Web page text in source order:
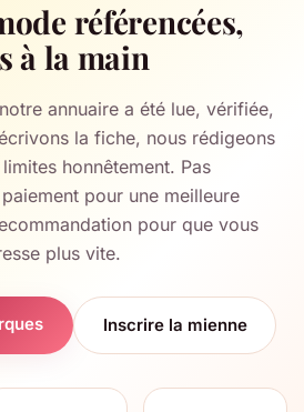
référencées,
à la main
annuaire a été lue, vérifiée,
la fiche, nous rédigeons
honnêtement. Pas
pour une meilleure
pour que vous
plus vite.
Inscrire la mienne